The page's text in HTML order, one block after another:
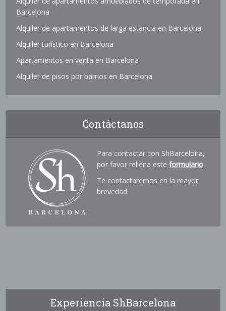
Barcelona
Alquiler de apartamentos de larga estancia en Barcelona
Alquiler turístico en Barcelona
Apartamentos en venta en Barcelona
Alquiler de pisos por barrios en Barcelona
Contáctanos
Para contactar con ShBarcelona,
por favor rellena esteformulario.
Te contactaremos en la mayor
brevedad.
Experiencia ShBarcelona